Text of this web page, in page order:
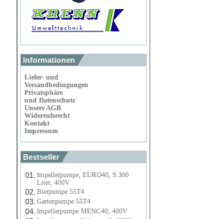
Informationen
Liefer- und
Versandbedingungen
Privatsphäre
und Datenschutz
Unsere AGB
Widerrufsrecht
Kontakt
Impressum
Bestseller
01.
Impellerpumpe, EURO40, 9.300
Liter, 400V
02. Bierpumpe 55T4
03. Gartenpumpe 55T4
04. Impellerpumpe MENC40, 400V